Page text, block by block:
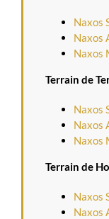
Naxos
Naxos
Naxos
Terrain de
Naxos
Naxos
Naxos
Terrain de
Naxos
Naxos